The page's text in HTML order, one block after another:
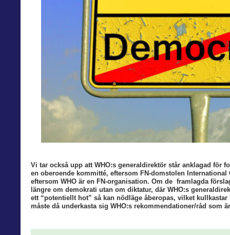
Vi tar också upp att WHO:s generaldirektör står anklagad för
en oberoende kommitté, eftersom FN-domstolen
eftersom WHO är en FN-organisation. Om de framlagda
längre om demokrati utan om diktatur, där WHO:s
ett “potentiellt hot” så kan nödläge åberopas, vilket
måste då underkasta sig WHO:s rekommendationer/råd som